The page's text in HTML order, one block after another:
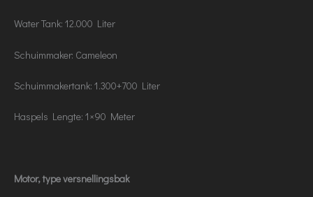
Water Tank: 12.000 Liter
Schuimmaker: Cameleon
Schuimmakertank: 1.300+700 Liter
Haspels Lengte: 1×90 Meter
Motor, type versnellingsbak